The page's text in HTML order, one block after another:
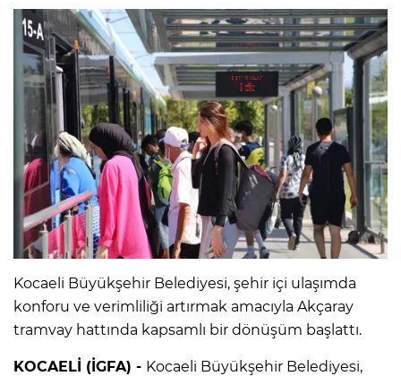
Kocaeli Büyükşehir Belediyesi, şehir içi ulaşımda
konforu ve verimliliği artırmak amacıyla Akçaray
tramvay hattında kapsamlı bir dönüşüm başlattı.
KOCAELİ (İGFA) - Kocaeli Büyükşehir Belediyesi,